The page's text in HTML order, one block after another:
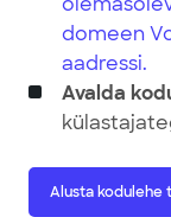
domeen
aadressi.
Avalda
Alusta kodulehe